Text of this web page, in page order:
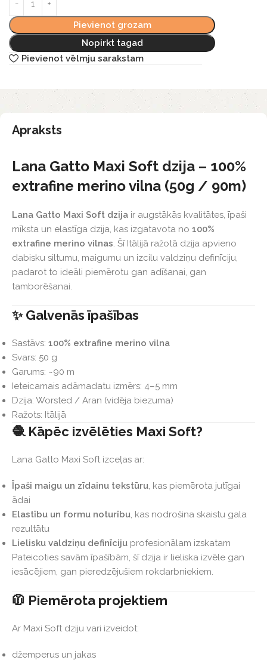
Pievienot grozam
Nopirkt tagad
Pievienot vēlmju sarakstam
Apraksts
Lana Gatto Maxi Soft dzija – 100%
extrafine merino vilna (50g / 90m)
Lana Gatto Maxi Soft dzija ir augstākās kvalitātes, īpaši
mīksta un elastīga dzija, kas izgatavota no 100%
extrafine merino vilnas. Šī Itālijā ražotā dzija apvieno
dabisku siltumu, maigumu un izcilu valdziņu definīciju,
padarot to ideāli piemērotu gan adīšanai, gan
tamborēšanai.
✨ Galvenās īpašības
Sastāvs: 100% extrafine merino vilna
Svars: 50 g
Garums: ~90 m
Ieteicamais adāmadatu izmērs: 4–5 mm
Dzija: Worsted / Aran (vidēja biezuma)
Ražots: Itālijā
🧶 Kāpēc izvēlēties Maxi Soft?
Lana Gatto Maxi Soft izceļas ar:
Īpaši maigu un zīdainu tekstūru, kas piemērota jutīgai
ādai
Elastību un formu noturību, kas nodrošina skaistu gala
rezultātu
Lielisku valdziņu definīciju profesionālam izskatam
Pateicoties savām īpašībām, šī dzija ir lieliska izvēle gan
iesācējiem, gan pieredzējušiem rokdarbniekiem.
🧥 Piemērota projektiem
Ar Maxi Soft dziju vari izveidot:
džemperus un jakas